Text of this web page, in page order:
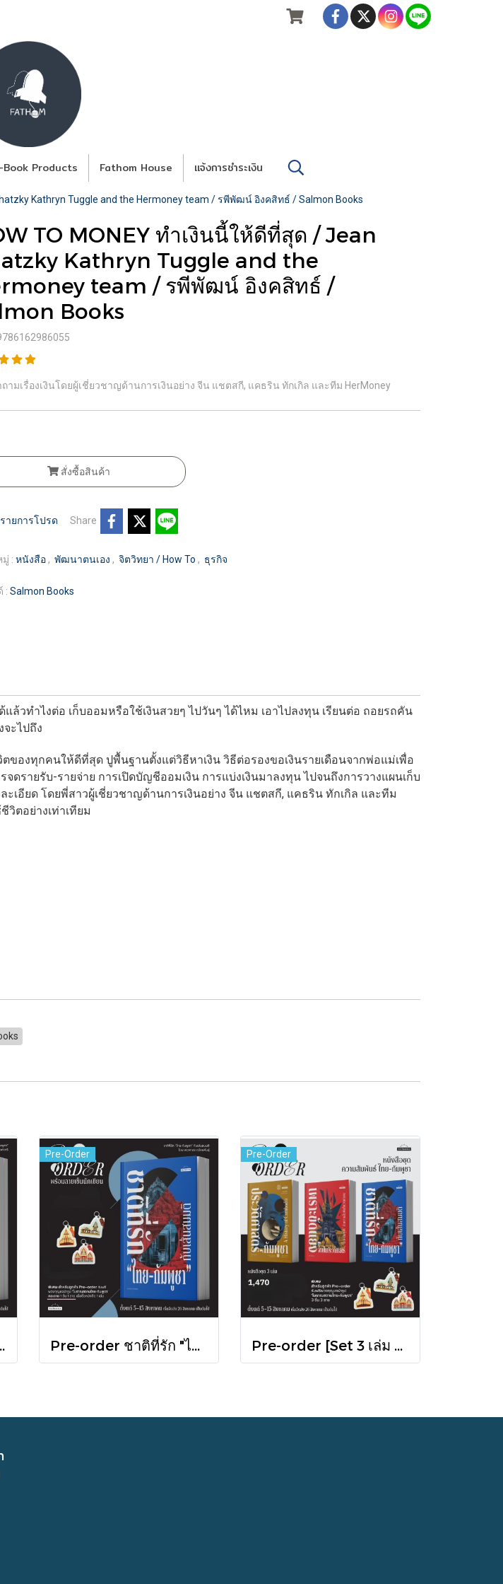
Book Products Fathom House แจ้งการชำระเงิน
Kathryn Tuggle and the Hermoney team / รพีพัฒน์ อิงคสิทธ์ / Salmon Books
TO MONEY ทำเงินนี้ให้ดีที่สุด / Jean
Kathryn Tuggle and the
team / รพีพัฒน์ อิงคสิทธ์ /
Books
ามเรื่องเงินโดยผู้เชี่ยวชาญด้านการเงินอย่าง จีน แชตสกี, แคธริน ทักเกิล และทีม HerMoney
สั่งซื้อสินค้า
ายการโปรด Share
: หนังสือ , พัฒนาตนเอง , จิตวิทยา / How To , ธุรกิจ
: Salmon Books
แล้วทำไงต่อ เก็บออมหรือใช้เงินสวยๆ ไปวันๆ ได้ไหม เอาไปลงทุน เรียนต่อ ถอยรถคัน
ะไปถึง
ตของทุกคนให้ดีที่สุด ปูพื้นฐานตั้งแต่วิธีหาเงิน วิธีต่อรองขอเงินรายเดือนจากพ่อแม่เพื่อ
จดรายรับ-รายจ่าย การเปิดบัญชีออมเงิน การแบ่งเงินมาลงทุน ไปจนถึงการวางแผนเก็บ
เอียด โดยพี่สาวผู้เชี่ยวชาญด้านการเงินอย่าง จีน แชตสกี, แคธริน ทักเกิล และทีม
ตอย่างเท่าเทียม
กับความสัมพันธ์หวานปนขม / มติชน
Pre-Order
Pre-order ชาติที่รัก "ไทย-กัมพูชา" กับเส้นสมมติ / พวงทอง ภวัครพันธุ์ / มติชน
Pre-Order
Pre-order [Set 3 เล่ม ] หนังสือชุดความสัมพันธ์ "ไทย-กัมพูชา" / มติชน